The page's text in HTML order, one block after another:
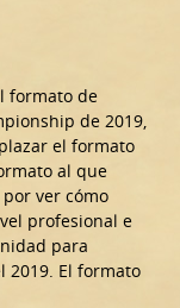
formato de
de 2019,
el formato
al que
por ver cómo
profesional e
para
2019. El formato